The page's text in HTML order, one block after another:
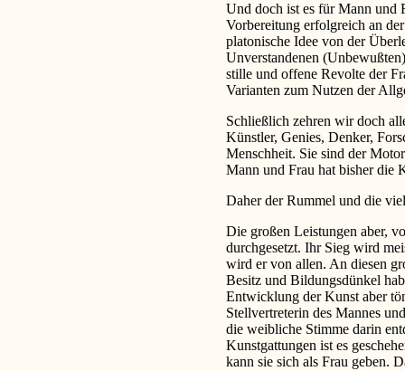
Und doch ist es für Mann und
Vorbereitung erfolgreich an
platonische Idee von der
Unverstandenen
stille und offene Revolte der
Varianten zum Nutzen der
Schließlich zehren wir doch
Künstler, Genies, Denker,
Menschheit. Sie sind der
Mann und Frau hat bisher die
Daher der Rummel und die
Die großen Leistungen aber,
durchgesetzt. Ihr Sieg wird
wird er von allen. An diesen
Besitz und Bildungsdünkel
Entwicklung der Kunst aber
Stellvertreterin des Mannes
die weibliche Stimme darin
Kunstgattungen ist es
kann sie sich als Frau geben.